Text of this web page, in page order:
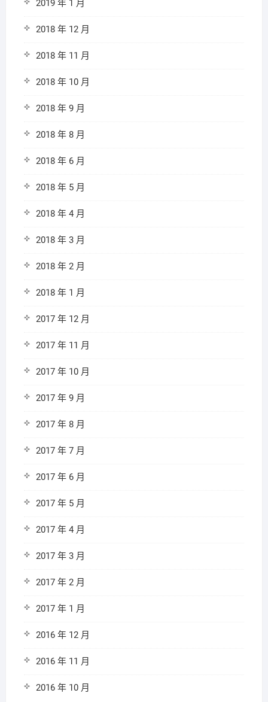
2019 年 1 月
2018 年 12 月
2018 年 11 月
2018 年 10 月
2018 年 9 月
2018 年 8 月
2018 年 6 月
2018 年 5 月
2018 年 4 月
2018 年 3 月
2018 年 2 月
2018 年 1 月
2017 年 12 月
2017 年 11 月
2017 年 10 月
2017 年 9 月
2017 年 8 月
2017 年 7 月
2017 年 6 月
2017 年 5 月
2017 年 4 月
2017 年 3 月
2017 年 2 月
2017 年 1 月
2016 年 12 月
2016 年 11 月
2016 年 10 月